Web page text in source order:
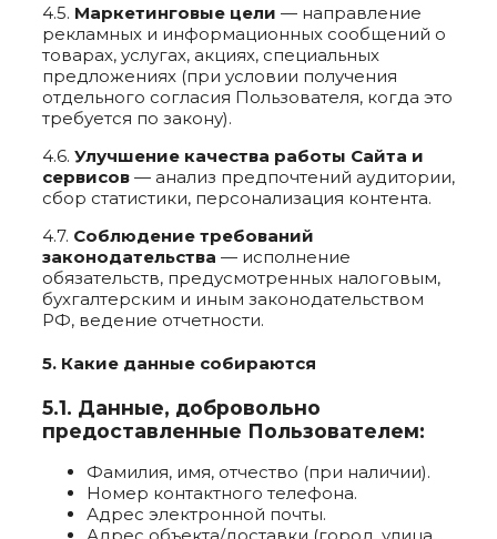
4.5. Маркетинговые цели — направление
рекламных и информационных сообщений о
товарах, услугах, акциях, специальных
предложениях (при условии получения
отдельного согласия Пользователя, когда это
требуется по закону).
4.6. Улучшение качества работы Сайта и
сервисов — анализ предпочтений аудитории,
сбор статистики, персонализация контента.
4.7. Соблюдение требований
законодательства — исполнение
обязательств, предусмотренных налоговым,
бухгалтерским и иным законодательством
РФ, ведение отчетности.
5. Какие данные собираются
5.1. Данные, добровольно
предоставленные Пользователем:
Фамилия, имя, отчество (при наличии).
Номер контактного телефона.
Адрес электронной почты.